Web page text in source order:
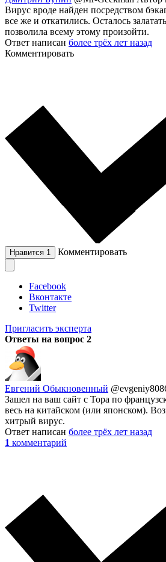
Вирус вроде найден посредством
все же и откатились. Осталось
позволила всему этому произойти.
Ответ написан более трёх лет назад
Комментировать
Нравится 1 Комментировать
Facebook
Вконтакте
Twitter
Пригласить эксперта
Ответы на вопрос 2
Евгений Обыкновенный
Зашел на ваш сайт с Тора по
весь на китайском (или японском).
хитрый вирус.
Ответ написан более трёх лет назад
1 комментарий